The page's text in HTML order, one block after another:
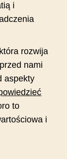
i
rozwija
nami
aspekty
to
i